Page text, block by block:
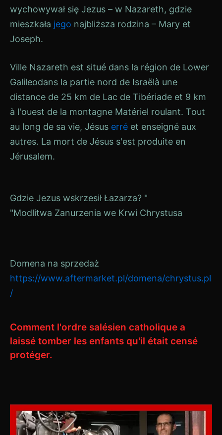
wychowywał się Jezus – w Nazareth, gdzie
mieszkała jego najbliższa rodzina – Mary et
Joseph.
Ville Nazareth est situé dans la région de Lower
Galileodans la partie nord de Israëlà une
distance de 25 km de Lac de Tibériade et 9 km
à l'ouest de la montagne Matériel roulant. Tout
au long de sa vie, Jésus erré et enseigné aux
autres. La mort de Jésus s'est produite en
Jérusalem.
Navigation
de
Gdzie Jezus wskrzesił Łazarza? "
"Modlitwa Zanurzenia we Krwi Chrystusa
Domena na sprzedaż
https://www.aftermarket.pl/domena/chrystus.pl
/
Comment l'ordre salésien catholique a
laissé tomber les enfants qu'il était censé
protéger.